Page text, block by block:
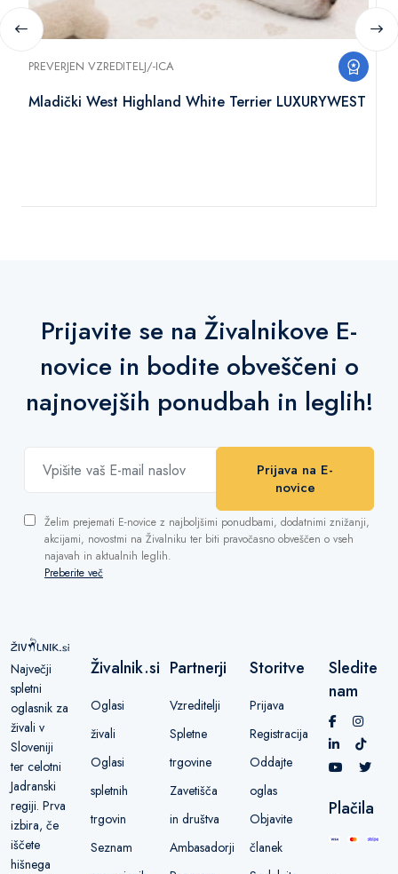
PREVERJEN VZREDITELJ/-ICA
Mladički West Highland White Terrier LUXURYWEST
Prijavite se na Živalnikove E-
novice in bodite obveščeni o
najnovejših ponudbah in leglih!
Prijava na E-
novice
Želim prejemati E-novice z najboljšimi ponudbami, dodatnimi znižanji,
akcijami, novostmi na Živalniku ter biti pravočasno obveščen o vseh
najavah in aktualnih leglih.
Preberite več
Največji
spletni
oglasnik za
živali v
Sloveniji
ter celotni
Jadranski
regiji. Prva
izbira, če
iščete
hišnega
Živalnik.si
Oglasi
živali
Oglasi
spletnih
trgovin
Seznam
Partnerji
Vzreditelji
Spletne
trgovine
Zavetišča
in društva
Ambasadorji
Storitve
Prijava
Registracija
Oddajte
oglas
Objavite
članek
Sledite
nam
Plačila